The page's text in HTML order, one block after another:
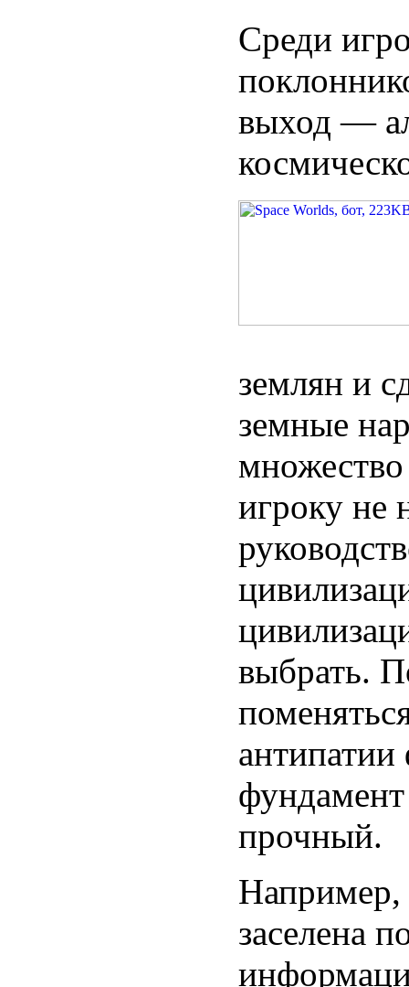
Среди
выход —
землян и
земные
игроку не
выбрать.
прочный.
Например,
заселена